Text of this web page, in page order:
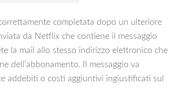
completata dopo un ulteriore
da Netflix che contiene il messaggio
la mail allo stesso indirizzo elettronico che
dell’abbonamento. Il messaggio va
addebiti o costi aggiuntivi ingiustificati sul